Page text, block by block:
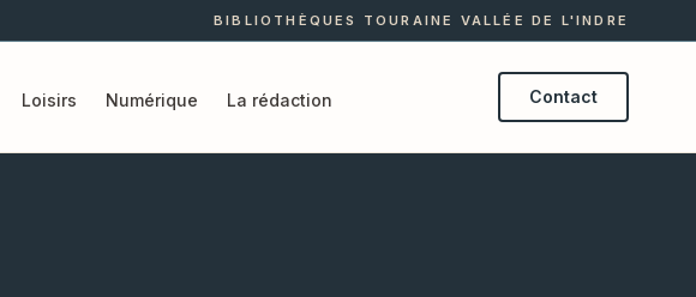
BIBLIOTHÈQUES TOURAINE VALLÉE DE L'INDRE
Loisirs Numérique La rédaction Contact